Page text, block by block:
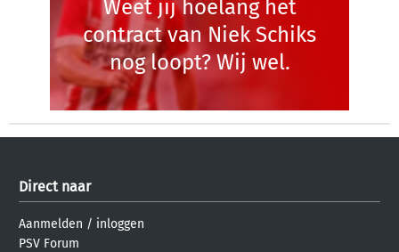
Weet jij hoelang het
contract van Niek Schiks
nog loopt? Wij wel.
Direct naar
Aanmelden / inloggen
PSV Forum